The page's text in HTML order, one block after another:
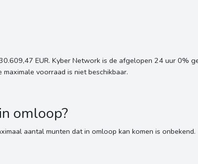
EUR. Kyber Network is de afgelopen 24 uur 0%
voorraad is niet beschikbaar.
omloop?
aantal munten dat in omloop kan komen is onbekend.